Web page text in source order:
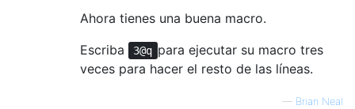
Ahora tienes una buena macro.
Escriba
3@q para ejecutar su macro tres
veces para hacer el resto de las líneas.
— Brian Neal